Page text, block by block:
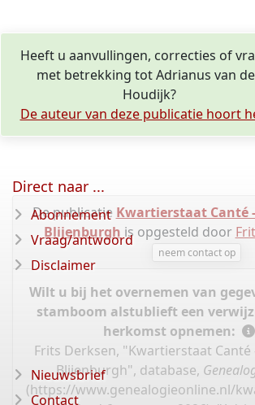
Heeft u aanvullingen, correcties of
met betrekking tot Adrianus van
Houdijk?
De auteur van deze publicatie hoort
De publicatie Kwartierstaat Canté
Blijenburgh is opgesteld door
neem contact op
Wilt u bij het overnemen van
stamboom alstublieft een
herkomst opnemen:
Frits Derksen, "Kwartierstaat Canté
Blijenburgh", database,
(https://www.genealogieonline.nl/
Direct naar ...
Abonnement
Vraag/antwoord
Disclaimer
Nieuwsbrief
Contact